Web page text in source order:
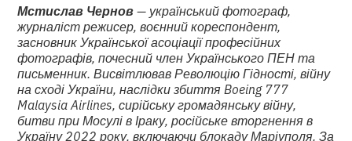
Мстислав Чернов— український фотограф,
журналіст режисер, воєнний кореспондент,
засновник Української асоціації професійних
фотографів, почесний член Українського ПЕН та
письменник. Висвітлював Революцію Гідності, війну
на сході України, наслідки збиття Boeing 777
Malaysia Airlines, сирійську громадянську війну,
битви при Мосулі в Іраку, російське вторгнення в
Україну 2022 року, включаючи блокаду Маріуполя. За